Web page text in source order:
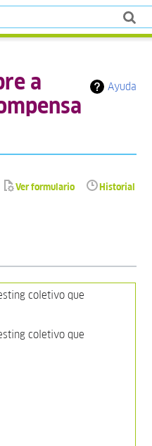
Ayuda
a
Ver formulario Historial
coletivo que
coletivo que